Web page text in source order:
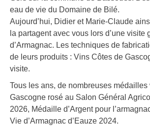
eau de vie du Domaine de Bilé.
Aujourd’hui, Didier et Marie-Claude
la partagent avec vous lors d’une
d’Armagnac. Les techniques de
de leurs produits : Vins Côtes de
visite.
Tous les ans, de nombreuses
Gascogne rosé au Salon Général
2026, Médaille d’Argent pour
Vie d’Armagnac d’Eauze 2024.